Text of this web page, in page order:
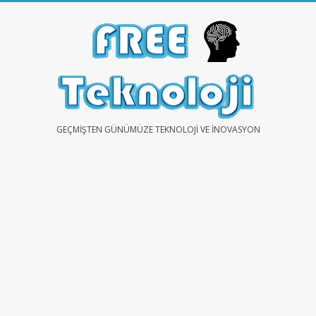
FREEGEÇMIŞTEN GÜNÜMÜZE TEKNOLOJI VE İNOVASYON